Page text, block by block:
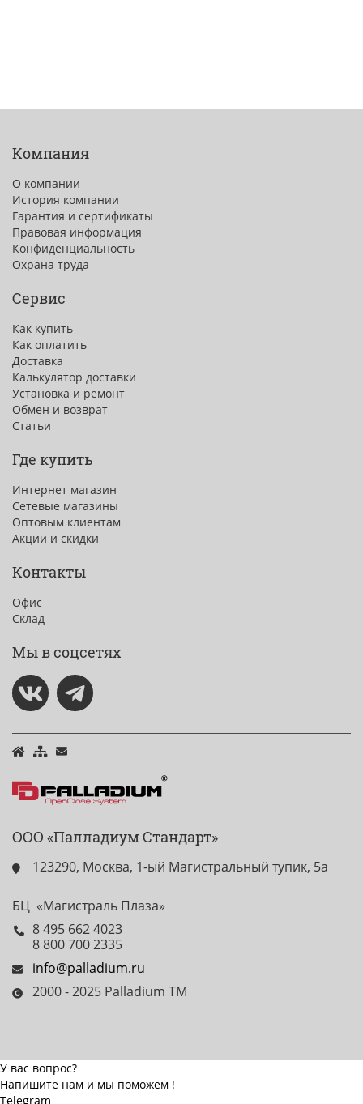
Компания
О компании
История компании
Гарантия и сертификаты
Правовая информация
Конфиденциальность
Охрана труда
Сервис
Как купить
Как оплатить
Доставка
Калькулятор доставки
Установка и ремонт
Обмен и возврат
Статьи
Где купить
Интернет магазин
Сетевые магазины
Оптовым клиентам
Акции и скидки
Контакты
Офис
Склад
Мы в соцсетях
ООО «Палладиум Стандарт»
123290, Москва, 1-ый Магистральный тупик, 5а
БЦ «Магистраль Плаза»
8 495 662 4023
8 800 700 2335
info@palladium.ru
2000 - 2025 Palladium TM
У вас вопрос?
Напишите нам и мы поможем !
Telegram